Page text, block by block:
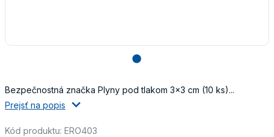
lens
Bezpečnostná značka Plyny pod tlakom 3x3 cm (10 ks)...
Prejsť na popis
Kód produktu: ERO403